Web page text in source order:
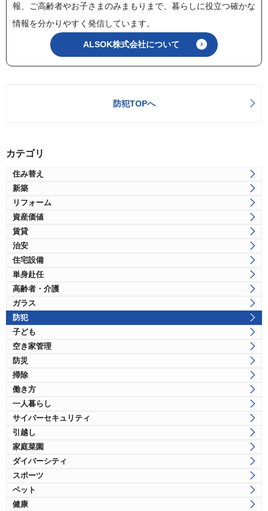
報、ご高齢者やお子さまのみまもりまで、暮らしに役立つ確かな
情報を分かりやすく発信しています。
ALSOK株式会社について
防犯TOPへ
カテゴリ
住み替え
新築
リフォーム
資産価値
賃貸
治安
住宅設備
単身赴任
高齢者・介護
ガラス
防犯
子ども
空き家管理
防災
掃除
働き方
一人暮らし
サイバーセキュリティ
引越し
家庭菜園
ダイバーシティ
スポーツ
ペット
健康